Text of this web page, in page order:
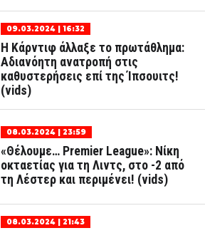
09.03.2024 | 16:32
Η Κάρντιφ άλλαξε το πρωτάθλημα:
Αδιανόητη ανατροπή στις
καθυστερήσεις επί της Ίπσουιτς!
(vids)
08.03.2024 | 23:59
«Θέλουμε… Premier League»: Νίκη
οκταετίας για τη Λιντς, στο -2 από
τη Λέστερ και περιμένει! (vids)
08.03.2024 | 21:43